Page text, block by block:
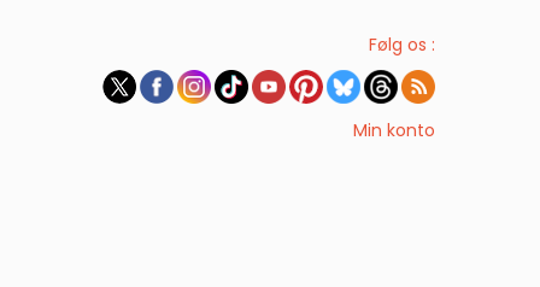
Følg os :
Min konto